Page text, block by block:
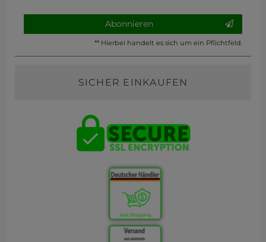
Abonnieren
** Hierbei handelt es sich um ein Pflichtfeld.
SICHER EINKAUFEN